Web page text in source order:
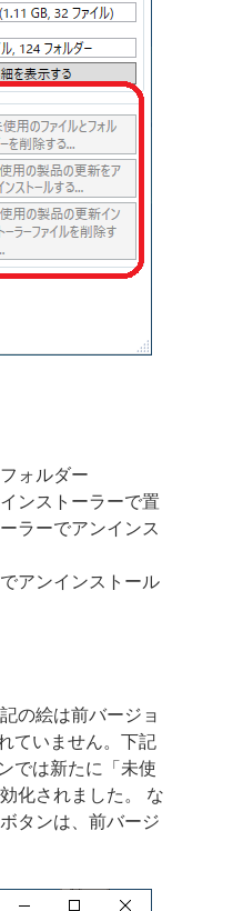
ォルダー
ンストーラーで置
ラーでアンインス
アンインストール
の絵は前バージョ
ていません。下記
では新たに「未使
化されました。 な
タンは、前バージ